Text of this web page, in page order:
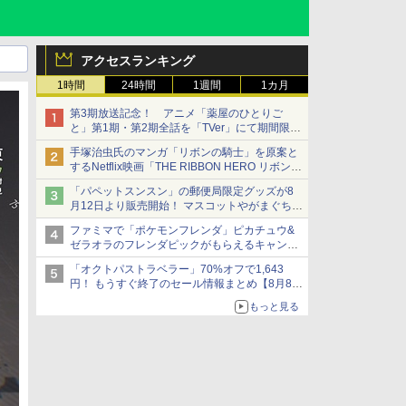
アクセスランキング
1時間 24時間 1週間 1カ月
第3期放送記念！ アニメ「薬屋のひとりご
と」第1期・第2期全話を「TVer」にて期間限定
で順次無料配信開始
手塚治虫氏のマンガ「リボンの騎士」を原案と
するNetflix映画「THE RIBBON HERO リボンヒ
ーロー」本日配信開始
「パペットスンスン」の郵便局限定グッズが8
月12日より販売開始！ マスコットやがまぐち、
レターセットなどが登場
ファミマで「ポケモンフレンダ」ピカチュウ&
ゼラオラのフレンダピックがもらえるキャンペ
ーン開催！
「オクトパストラベラー」70%オフで1,643
円！ もうすぐ終了のセール情報まとめ【8月8日
ニンテンドーeショップでは「大神 絶景版」が
もっと見る